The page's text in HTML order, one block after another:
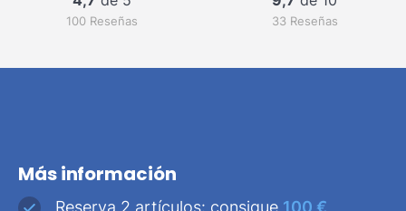
100 Reseñas 33 Reseñas
Más información